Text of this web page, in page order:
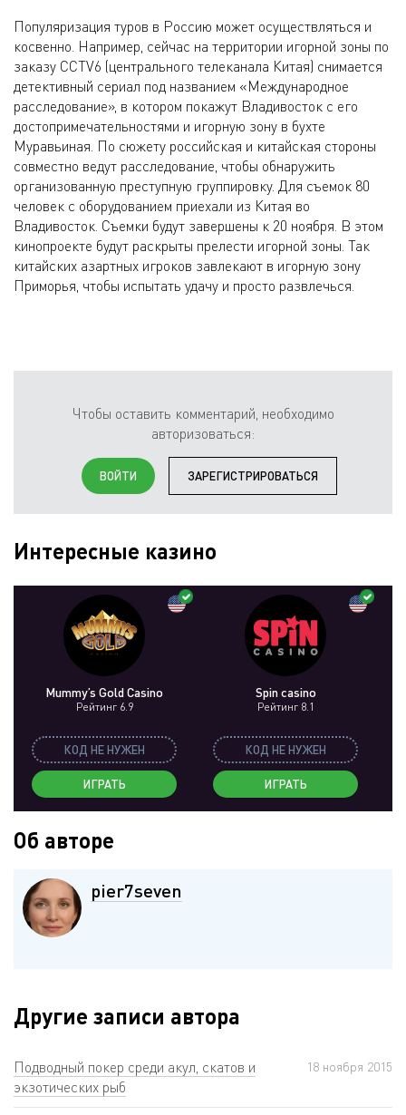
Популяризация туров в Россию может осуществляться и
косвенно. Например, сейчас на территории игорной зоны по
заказу CCTV6 (центрального телеканала Китая) снимается
детективный сериал под названием «Международное
расследование», в котором покажут Владивосток с его
достопримечательностями и игорную зону в бухте
Муравьиная. По сюжету российская и китайская стороны
совместно ведут расследование, чтобы обнаружить
организованную преступную группировку. Для съемок 80
человек с оборудованием приехали из Китая во
Владивосток. Съемки будут завершены к 20 ноября. В этом
кинопроекте будут раскрыты прелести игорной зоны. Так
китайских азартных игроков завлекают в игорную зону
Приморья, чтобы испытать удачу и просто развлечься.
Чтобы оставить комментарий, необходимо
авторизоваться:
ВОЙТИ ЗАРЕГИСТРИРОВАТЬСЯ
Интересные казино
Mummy’s Gold Casino
Рейтинг 6.9
КОД НЕ НУЖЕН
ИГРАТЬ
Spin casino
Рейтинг 8.1
КОД НЕ НУЖЕН
ИГРАТЬ
Об авторе
pier7seven
Другие записи автора
Подводный покер среди акул, скатов и
экзотических рыб
18 ноября 2015